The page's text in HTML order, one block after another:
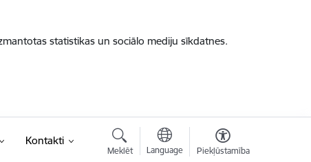
statistikas un sociālo mediju sīkdatnes.
Kontakti
Meklēt Language Piekļūstamība